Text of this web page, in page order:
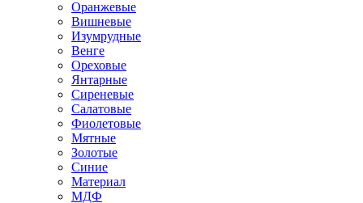
Оранжевые
Вишневые
Изумрудные
Венге
Ореховые
Янтарные
Сиреневые
Салатовые
Фиолетовые
Мятные
Золотые
Синие
Материал
МДФ